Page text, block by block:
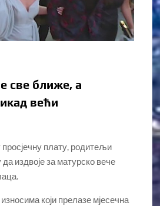
све ближе, а
већи
просјечну плату, родитељи
издвоје за матурско вече
износима који прелазе мјесечна